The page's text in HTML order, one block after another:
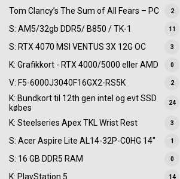
Tom Clancy’s The Sum of All Fears – PC 2
S: AM5/32gb DDR5/ B850 / TK-1 11
S: RTX 4070 MSI VENTUS 3X 12G OC 3
K: Grafikkort - RTX 4000/5000 eller AMD 0
V: F5-6000J3040F16GX2-RS5K 2
K: Bundkort til 12th gen intel og evt SSD
købes
24
K: Steelseries Apex TKL Wrist Rest 3
S: Acer Aspire Lite AL14-32P-C0HG 14" 1
S: 16 GB DDR5 RAM 0
K: PlayStation 5 14